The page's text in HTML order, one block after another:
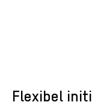
Flexibel